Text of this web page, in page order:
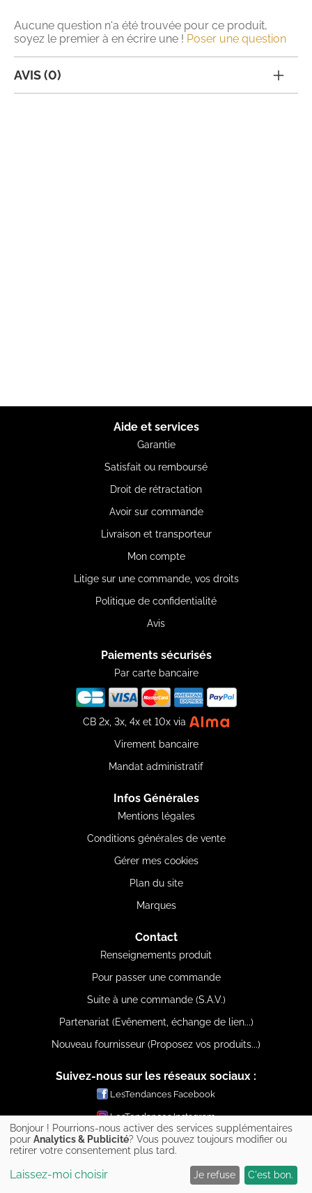
Aucune question n'a été trouvée pour ce produit,
soyez le premier à en écrire une ! Poser une question
AVIS (0)
Aide et services
Garantie
Satisfait ou remboursé
Droit de rétractation
Avoir sur commande
Livraison et transporteur
Mon compte
Litige sur une commande, vos droits
Politique de confidentialité
Avis
Paiements sécurisés
Par carte bancaire
CB 2x, 3x, 4x et 10x via
Virement bancaire
Mandat administratif
Infos Générales
Mentions légales
Conditions générales de vente
Gérer mes cookies
Plan du site
Marques
Contact
Renseignements produit
Pour passer une commande
Suite à une commande (S.A.V.)
Partenariat (Evênement, échange de lien...)
Nouveau fournisseur (Proposez vos produits...)
Suivez-nous sur les réseaux sociaux :
LesTendances Facebook
LesTendances Instagram
LesTendances Pinterest
LesTendances Youtube
Bonjour ! Pourrions-nous activer des services supplémentaires
pour Analytics & Publicité? Vous pouvez toujours modifier ou
retirer votre consentement plus tard.
Laissez-moi choisir Je refuse C'est bon.